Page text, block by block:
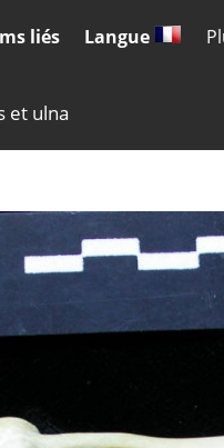
liés Langue
et ulna